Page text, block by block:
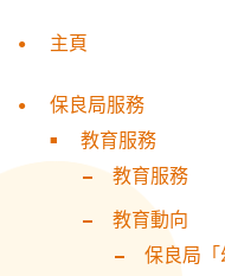
主頁
保良局服務
教育服務
教育服務
教育動向
保良局「